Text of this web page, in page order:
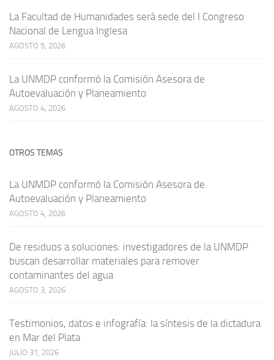
La Facultad de Humanidades será sede del I Congreso
Nacional de Lengua Inglesa
AGOSTO 5, 2026
La UNMDP conformó la Comisión Asesora de
Autoevaluación y Planeamiento
AGOSTO 4, 2026
OTROS TEMAS
La UNMDP conformó la Comisión Asesora de
Autoevaluación y Planeamiento
AGOSTO 4, 2026
De residuos a soluciones: investigadores de la UNMDP
buscan desarrollar materiales para remover
contaminantes del agua
AGOSTO 3, 2026
Testimonios, datos e infografía: la síntesis de la dictadura
en Mar del Plata
JULIO 31, 2026